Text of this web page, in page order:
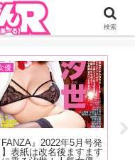
サイ。サイト内のリンクには
るものがあります
優
FANZA』2022年5月号発
表紙は改名後ますます
検索